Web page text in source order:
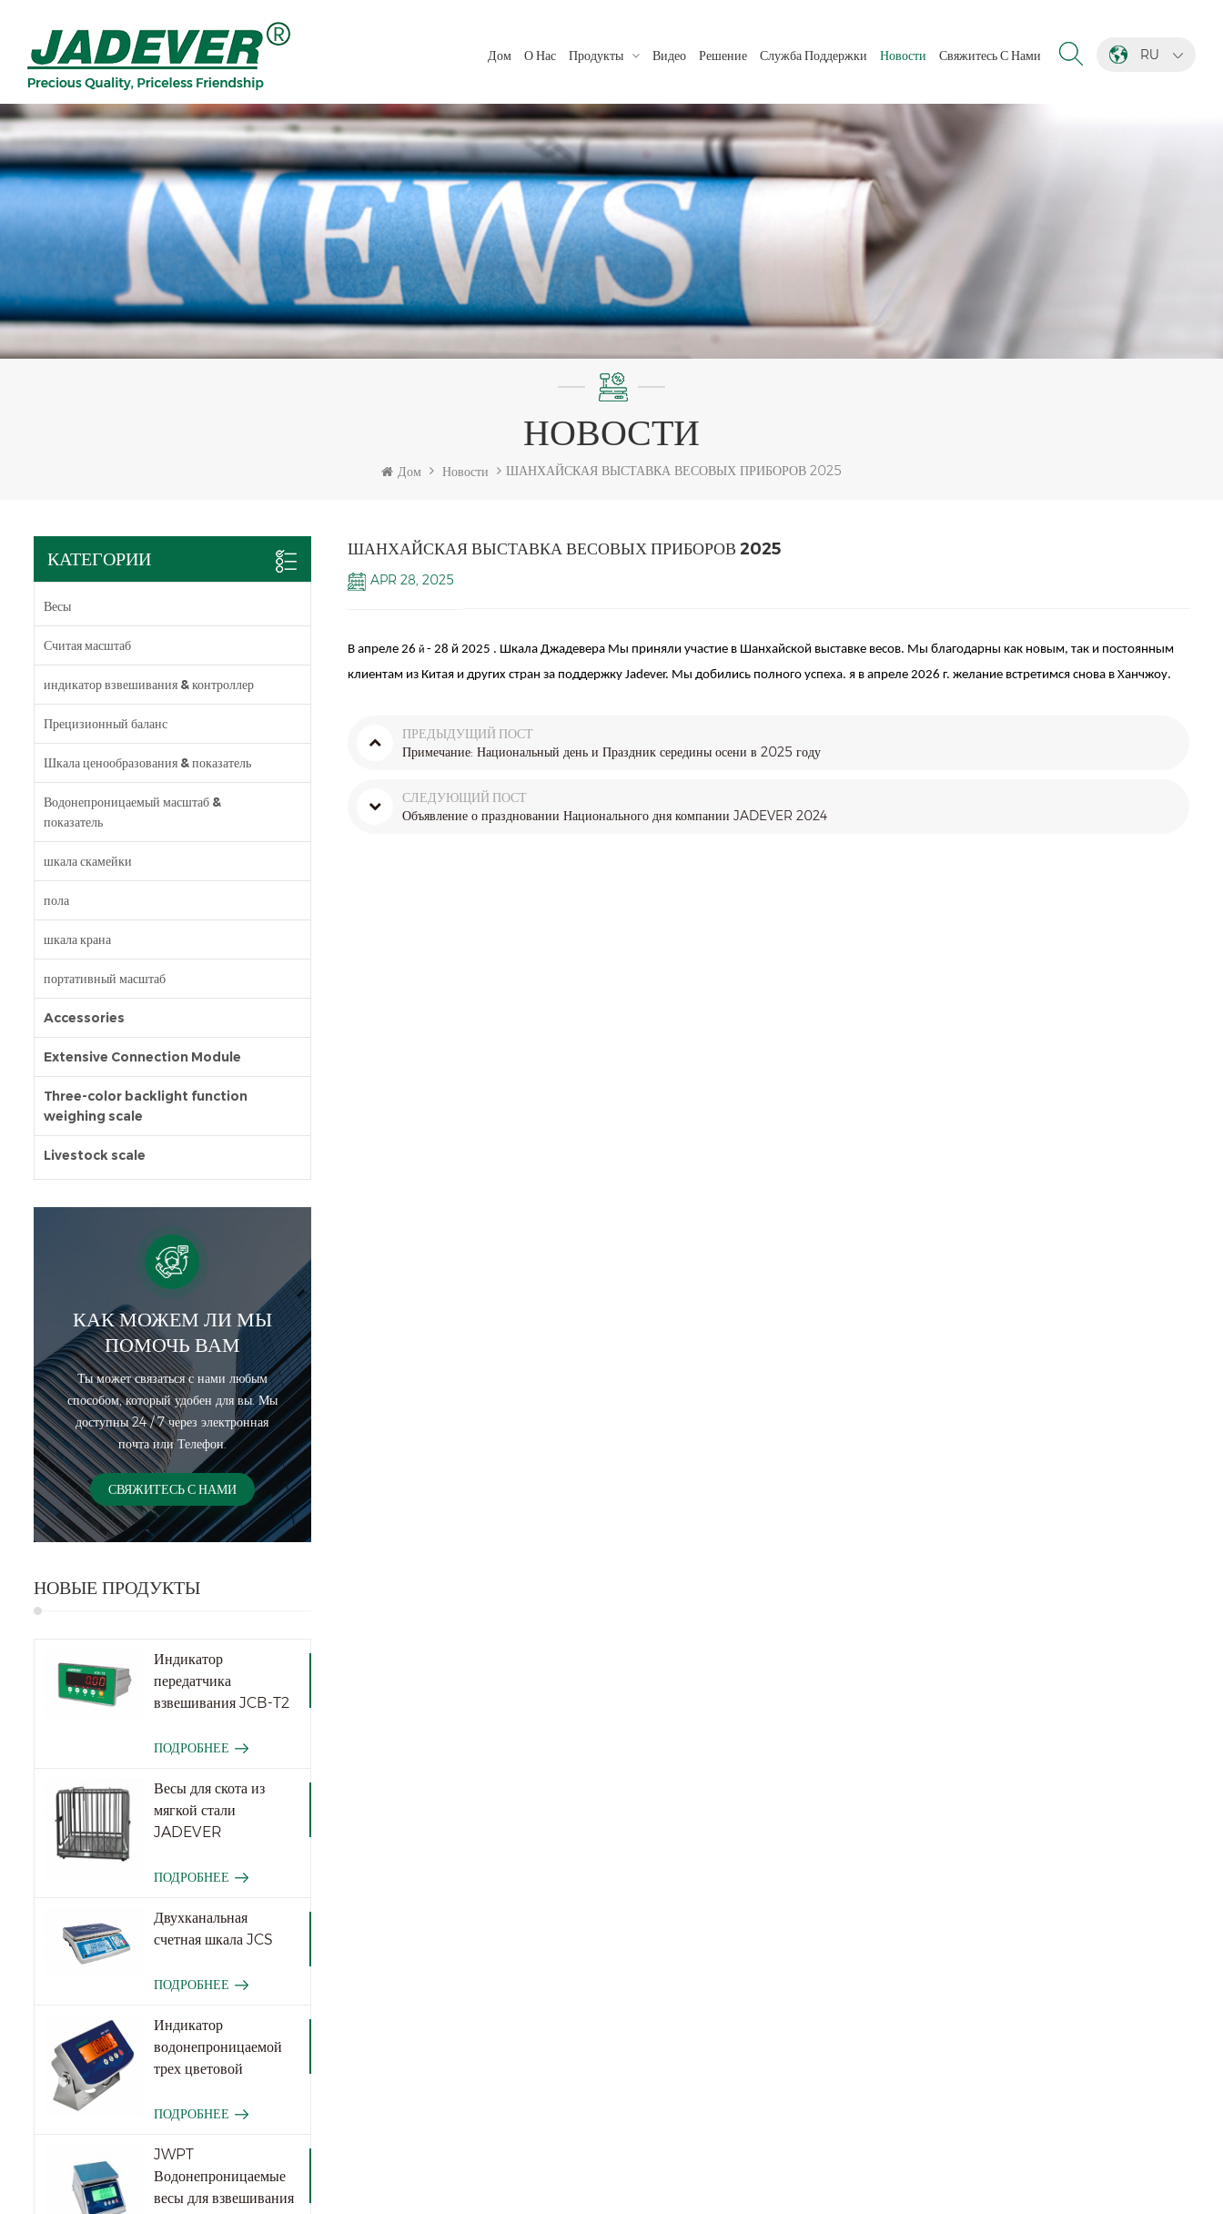
RU
Дом О Нас Продукты Видео Решение Служба Поддержки Новости Свяжитесь С Нами
НОВОСТИ
Дом Новости ШАНХАЙСКАЯ ВЫСТАВКА ВЕСОВЫХ ПРИБОРОВ 2025
КАТЕГОРИИ
Весы
Считая масштаб
индикатор взвешивания & контроллер
Прецизионный баланс
Шкала ценообразования & показатель
Водонепроницаемый масштаб &
показатель
шкала скамейки
пола
шкала крана
портативный масштаб
Accessories
Extensive Connection Module
Three-color backlight function
weighing scale
Livestock scale
КАК МОЖЕМ ЛИ МЫ
ПОМОЧЬ ВАМ
Ты может связаться с нами любым
способом, который удобен для вы. Мы
доступны 24 / 7 через электронная
почта или Телефон.
СВЯЖИТЕСЬ С НАМИ
НОВЫЕ ПРОДУКТЫ
Индикатор
передатчика
взвешивания JCB-T2
ПОДРОБНЕЕ
Весы для скота из
мягкой стали
JADEVER
ПОДРОБНЕЕ
Двухканальная
счетная шкала JCS
ПОДРОБНЕЕ
Индикатор
водонепроницаемой
трех цветовой
Три цвета
ПОДРОБНЕЕ
JWPT
Водонепроницаемые
весы для взвешивания
ШАНХАЙСКАЯ ВЫСТАВКА ВЕСОВЫХ ПРИБОРОВ 2025
APR 28, 2025
В апреле 26 й - 28 й 2025 . Шкала Джадевера Мы приняли участие в Шанхайской выставке весов. Мы благодарны как новым, так и постоянным
клиентам из Китая и других стран за поддержку Jadever. Мы добились полного успеха. я в апреле 2026 г. желание встретимся снова в Ханчжоу.
ПРЕДЫДУЩИЙ ПОСТ
Примечание: Национальный день и Праздник середины осени в 2025 году
СЛЕДУЮЩИЙ ПОСТ
Объявление о праздновании Национального дня компании JADEVER 2024